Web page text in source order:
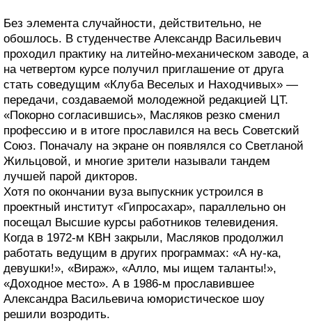
Без элемента случайности, действительно, не
обошлось. В студенчестве Александр Васильевич
проходил практику на литейно-механическом заводе, а
на четвертом курсе получил приглашение от друга
стать соведущим «Клуба Веселых и Находчивых» —
передачи, создаваемой молодежной редакцией ЦТ.
«Покорно согласившись», Масляков резко сменил
профессию и в итоге прославился на весь Советский
Союз. Поначалу на экране он появлялся со Светланой
Жильцовой, и многие зрители называли тандем
лучшей парой дикторов.
Хотя по окончании вуза выпускник устроился в
проектный институт «Гипросахар», параллельно он
посещал Высшие курсы работников телевидения.
Когда в 1972-м КВН закрыли, Масляков продолжил
работать ведущим в других программах: «А ну-ка,
девушки!», «Вираж», «Алло, мы ищем таланты!»,
«Доходное место». А в 1986-м прославившее
Александра Васильевича юмористическое шоу
решили возродить.